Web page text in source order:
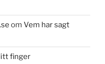
om Vem har sagt
finger